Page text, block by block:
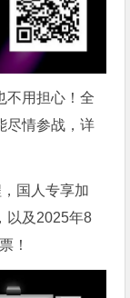
不用担心！全
尽情参战，详
国人专享加
以及2025年8
！